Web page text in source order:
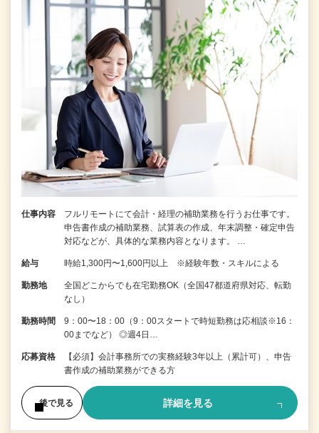
仕事内容
フルリモートにて会計・経理の補助業務を行うお仕事です。
申告書作成の補助業務、試算表の作成、年末調整・確定申告
対応などが、具体的な業務内容となります。 …
給与 時給1,300円〜1,600円以上 ※経験年数・スキルによる
勤務地
全国どこからでも在宅勤務OK（全国47都道府県対応、転勤
なし）
勤務時間
9：00〜18：00（9：00スタートで時短勤務は応相談※16：
00までなど） ◎週4日…
応募資格
【必須】会計事務所での実務経験3年以上（累計可）、申告
書作成の補助業務ができる方
後で見る 詳細を見る